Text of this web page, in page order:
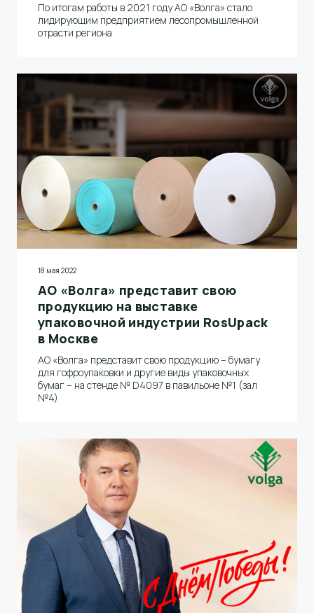
По итогам работы в 2021 году АО «Волга» стало
лидирующим предприятием лесопромышленной
отрасти региона
18 мая 2022
АО «Волга» представит свою
продукцию на выставке
упаковочной индустрии RosUpack
в Москве
АО «Волга» представит свою продукцию – бумагу
для гофроупаковки и другие виды упаковочных
бумаг – на стенде № D4097 в павильоне №1 (зал
№4)